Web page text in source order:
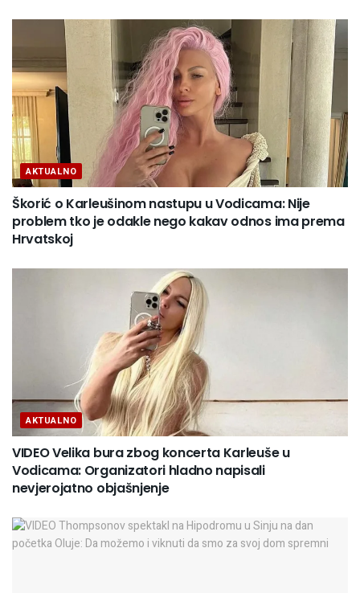
AKTUALNO
Škorić o Karleušinom nastupu u Vodicama: Nije
problem tko je odakle nego kakav odnos ima prema
Hrvatskoj
AKTUALNO
VIDEO Velika bura zbog koncerta Karleuše u
Vodicama: Organizatori hladno napisali
nevjerojatno objašnjenje